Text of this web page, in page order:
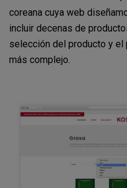
coreana cuya web
incluir decenas de
selección del producto y el
más complejo.